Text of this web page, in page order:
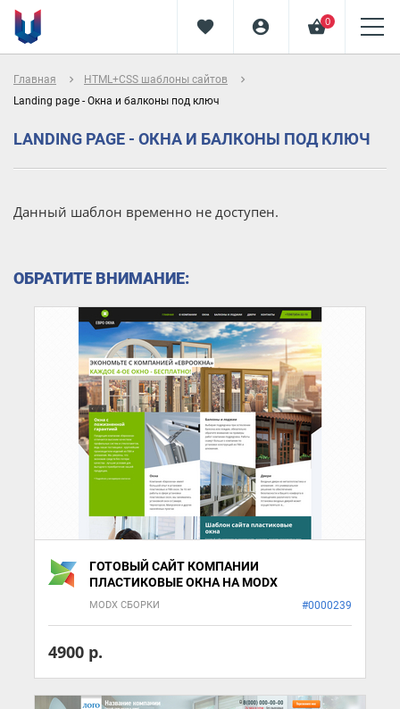
favorite account_circle shopping_basket0
Главная navigate_next HTML+CSS шаблоны сайтов
navigate_next
Landing page - Окна и балконы под ключ
LANDING PAGE - ОКНА И БАЛКОНЫ ПОД КЛЮЧ
Данный шаблон временно не доступен.
ОБРАТИТЕ ВНИМАНИЕ:
ГОТОВЫЙ САЙТ КОМПАНИИ
ПЛАСТИКОВЫЕ ОКНА НА MODX
MODX СБОРКИ #0000239
4900 р.